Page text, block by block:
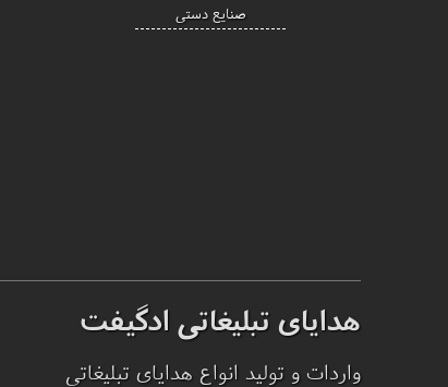
صنایع دستی
هدایای تبلیغاتی ادگیفت
واردات و تولید انواع هدایای تبلیغاتی